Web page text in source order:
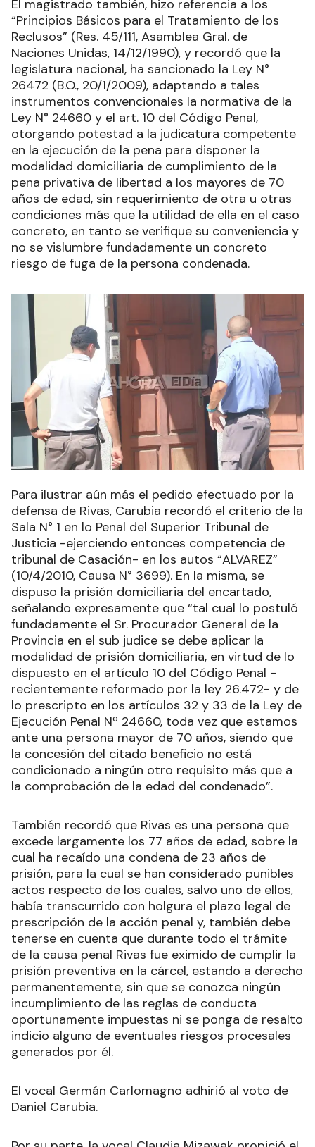
El magistrado también, hizo referencia a los
“Principios Básicos para el Tratamiento de los
Reclusos” (Res. 45/111, Asamblea Gral. de
Naciones Unidas, 14/12/1990), y recordó que la
legislatura nacional, ha sancionado la Ley N°
26472 (B.O., 20/1/2009), adaptando a tales
instrumentos convencionales la normativa de la
Ley N° 24660 y el art. 10 del Código Penal,
otorgando potestad a la judicatura competente
en la ejecución de la pena para disponer la
modalidad domiciliaria de cumplimiento de la
pena privativa de libertad a los mayores de 70
años de edad, sin requerimiento de otra u otras
condiciones más que la utilidad de ella en el caso
concreto, en tanto se verifique su conveniencia y
no se vislumbre fundadamente un concreto
riesgo de fuga de la persona condenada.
Para ilustrar aún más el pedido efectuado por la
defensa de Rivas, Carubia recordó el criterio de la
Sala N° 1 en lo Penal del Superior Tribunal de
Justicia -ejerciendo entonces competencia de
tribunal de Casación- en los autos “ALVAREZ”
(10/4/2010, Causa N° 3699). En la misma, se
dispuso la prisión domiciliaria del encartado,
señalando expresamente que “tal cual lo postuló
fundadamente el Sr. Procurador General de la
Provincia en el sub judice se debe aplicar la
modalidad de prisión domiciliaria, en virtud de lo
dispuesto en el artículo 10 del Código Penal -
recientemente reformado por la ley 26.472- y de
lo prescripto en los artículos 32 y 33 de la Ley de
Ejecución Penal Nº 24660, toda vez que estamos
ante una persona mayor de 70 años, siendo que
la concesión del citado beneficio no está
condicionado a ningún otro requisito más que a
la comprobación de la edad del condenado”.
También recordó que Rivas es una persona que
excede largamente los 77 años de edad, sobre la
cual ha recaído una condena de 23 años de
prisión, para la cual se han considerado punibles
actos respecto de los cuales, salvo uno de ellos,
había transcurrido con holgura el plazo legal de
prescripción de la acción penal y, también debe
tenerse en cuenta que durante todo el trámite
de la causa penal Rivas fue eximido de cumplir la
prisión preventiva en la cárcel, estando a derecho
permanentemente, sin que se conozca ningún
incumplimiento de las reglas de conducta
oportunamente impuestas ni se ponga de resalto
indicio alguno de eventuales riesgos procesales
generados por él.
El vocal Germán Carlomagno adhirió al voto de
Daniel Carubia.